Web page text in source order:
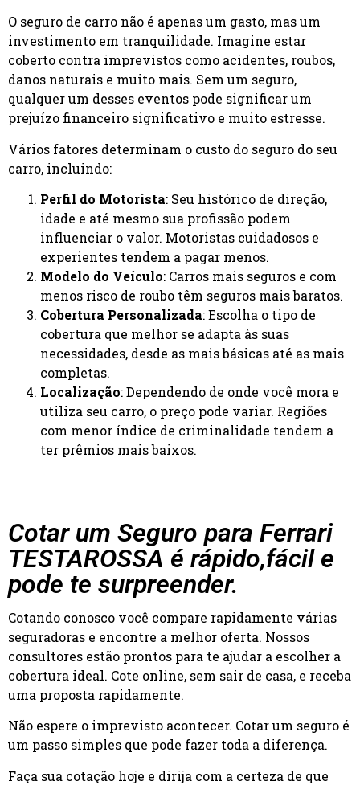
O seguro de carro não é apenas um gasto, mas um
investimento em tranquilidade. Imagine estar
coberto contra imprevistos como acidentes, roubos,
danos naturais e muito mais. Sem um seguro,
qualquer um desses eventos pode significar um
prejuízo financeiro significativo e muito estresse.
Vários fatores determinam o custo do seguro do seu
carro, incluindo:
Perfil do Motorista: Seu histórico de direção,
idade e até mesmo sua profissão podem
influenciar o valor. Motoristas cuidadosos e
experientes tendem a pagar menos.
Modelo do Veículo: Carros mais seguros e com
menos risco de roubo têm seguros mais baratos.
Cobertura Personalizada: Escolha o tipo de
cobertura que melhor se adapta às suas
necessidades, desde as mais básicas até as mais
completas.
Localização: Dependendo de onde você mora e
utiliza seu carro, o preço pode variar. Regiões
com menor índice de criminalidade tendem a
ter prêmios mais baixos.
Cotar um Seguro para Ferrari
TESTAROSSA é rápido,fácil e
pode te surpreender.
Cotando conosco você compare rapidamente várias
seguradoras e encontre a melhor oferta. Nossos
consultores estão prontos para te ajudar a escolher a
cobertura ideal. Cote online, sem sair de casa, e receba
uma proposta rapidamente.
Não espere o imprevisto acontecer. Cotar um seguro é
um passo simples que pode fazer toda a diferença.
Faça sua cotação hoje e dirija com a certeza de que